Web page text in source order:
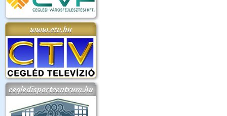
www.ctv.hu
cegledisportcentrum.hu